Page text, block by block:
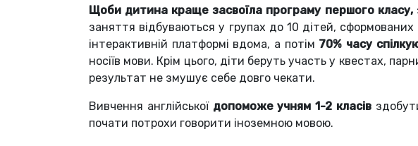
Щоби дитина краще засвоїла програму першого класу,
заняття відбуваються у групах до 10 дітей,
інтерактивній платформі вдома, а потім 70% часу
носіїв мови. Крім цього, діти беруть участь у квестах,
результат не змушує себе довго чекати.
Вивчення англійської допоможе учням 1-2 класів
почати потрохи говорити іноземною мовою.